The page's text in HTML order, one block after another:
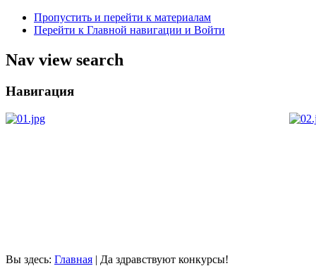
Пропустить и перейти к материалам
Перейти к Главной навигации и Войти
Nav view search
Навигация
Вы здесь: Главная | Да здравствуют конкурсы!